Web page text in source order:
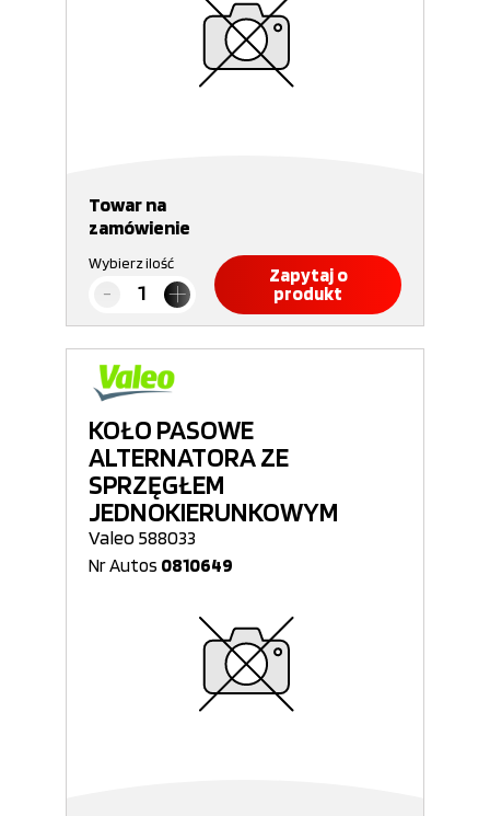
Towar na
zamówienie
Wybierz ilość
Zapytaj o
produkt
KOŁO PASOWE
ALTERNATORA ZE
SPRZĘGŁEM
JEDNOKIERUNKOWYM
Valeo 588033
Nr Autos 0810649